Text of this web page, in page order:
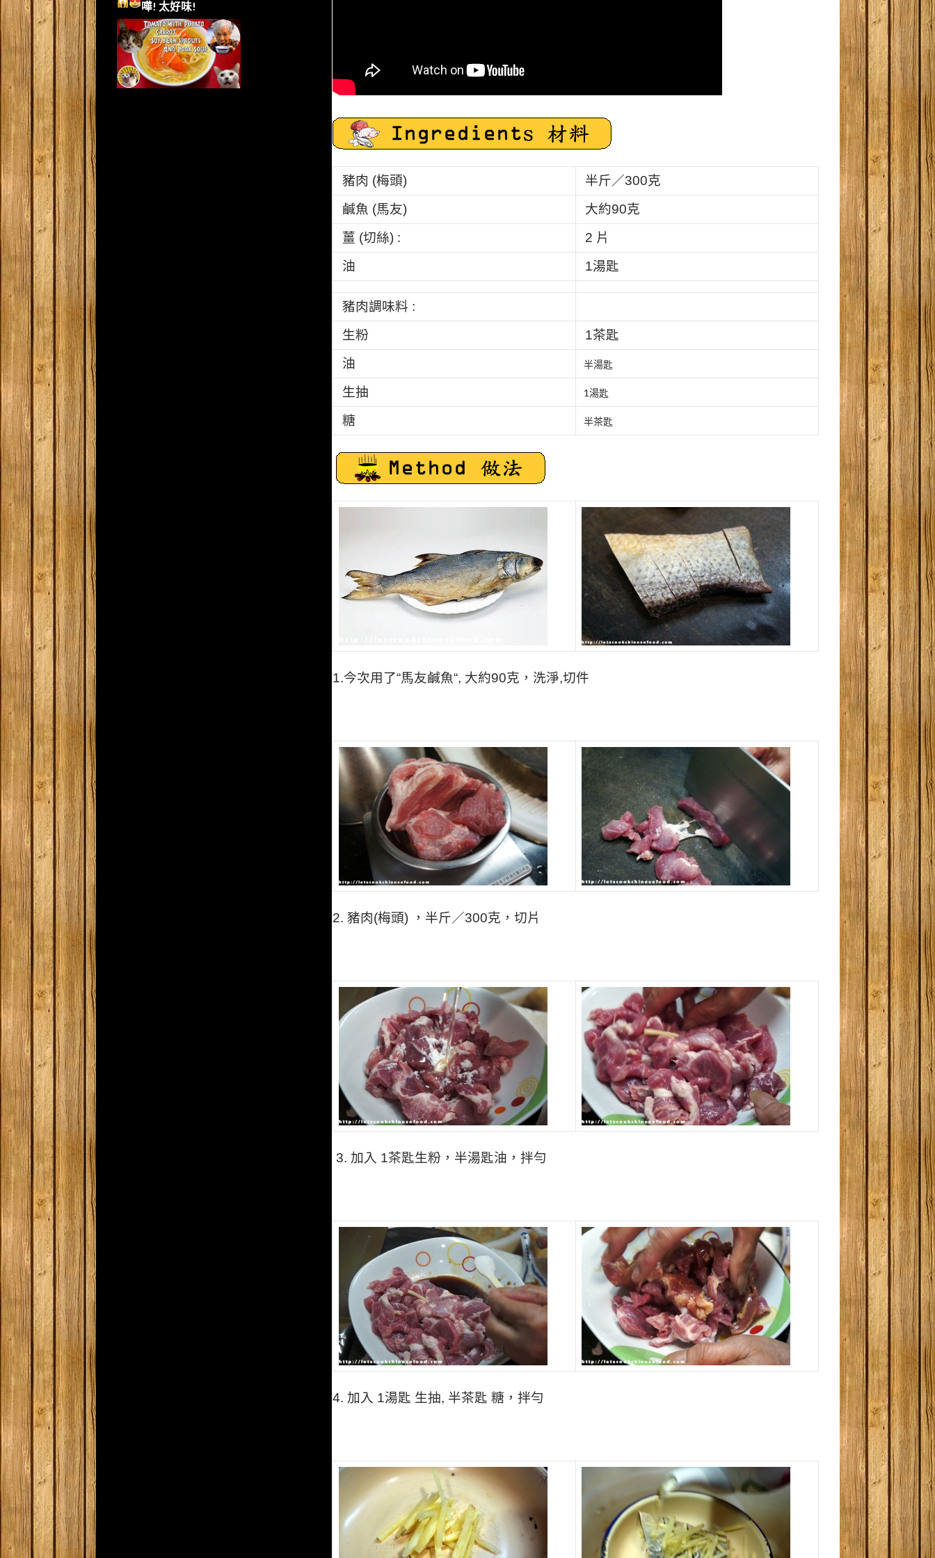
豬肉 (梅頭) 半斤／300克
鹹魚 (馬友)
大約90克
薑 (切絲) :
2 片
油
1湯匙
豬肉調味料 :
生粉
1茶匙
油
半湯匙
生抽 1湯匙
糖 半茶匙
1.今次用了“馬友鹹魚“, 大約90克，洗淨,切件
2. 豬肉(梅頭) ，半斤／300克，切片
3. 加入 1茶匙生粉 ，半湯匙油，拌勻
4. 加入 1湯匙 生抽, 半茶匙 糖，拌勻
嘩! 太好味!